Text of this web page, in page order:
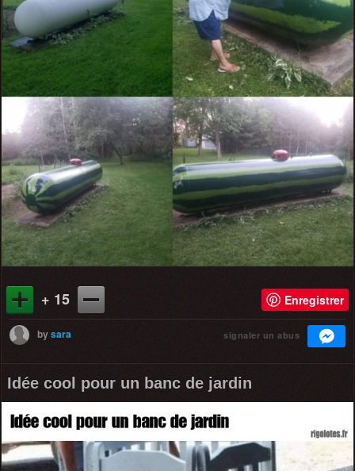
+ 15 Enregistrer
bysara signaler un abus
Idée cool pour un banc de jardin